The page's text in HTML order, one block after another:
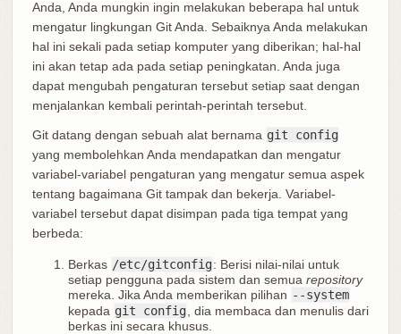
Anda, Anda mungkin ingin melakukan beberapa hal untuk
mengatur lingkungan Git Anda. Sebaiknya Anda melakukan
hal ini sekali pada setiap komputer yang diberikan; hal-hal
ini akan tetap ada pada setiap peningkatan. Anda juga
dapat mengubah pengaturan tersebut setiap saat dengan
menjalankan kembali perintah-perintah tersebut.
Git datang dengan sebuah alat bernama git config
yang membolehkan Anda mendapatkan dan mengatur
variabel-variabel pengaturan yang mengatur semua aspek
tentang bagaimana Git tampak dan bekerja. Variabel-
variabel tersebut dapat disimpan pada tiga tempat yang
berbeda:
Berkas /etc/gitconfig: Berisi nilai-nilai untuk
setiap pengguna pada sistem dan semua repository
mereka. Jika Anda memberikan pilihan --system
kepada git config , dia membaca dan menulis dari
berkas ini secara khusus.